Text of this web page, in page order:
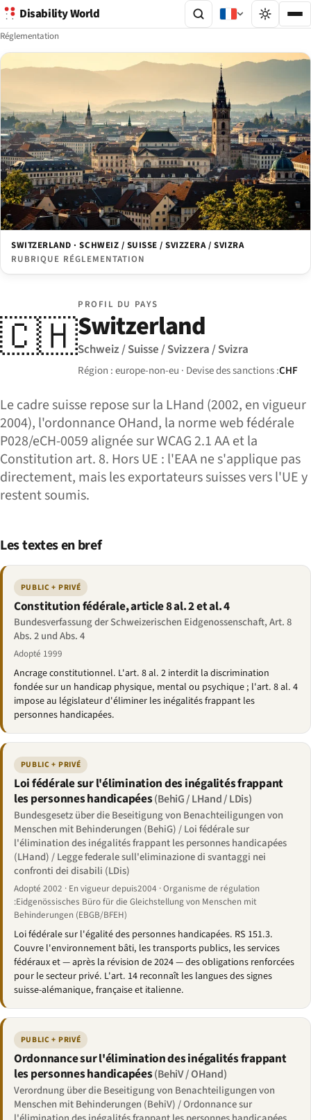
Disability World
Réglementation
SWITZERLAND · SCHWEIZ / SUISSE / SVIZZERA / SVIZRA
RUBRIQUE RÉGLEMENTATION
🇨🇭
PROFIL DU PAYS
Switzerland
Schweiz / Suisse / Svizzera / Svizra
Région : europe-non-eu · Devise des sanctions :CHF
Le cadre suisse repose sur la LHand (2002, en vigueur
2004), l'ordonnance OHand, la norme web fédérale
P028/eCH-0059 alignée sur WCAG 2.1 AA et la
Constitution art. 8. Hors UE : l'EAA ne s'applique pas
directement, mais les exportateurs suisses vers l'UE y
restent soumis.
Les textes en bref
PUBLIC + PRIVÉ
Constitution fédérale, article 8 al. 2 et al. 4
Bundesverfassung der Schweizerischen Eidgenossenschaft, Art. 8
Abs. 2 und Abs. 4
Adopté 1999
Ancrage constitutionnel. L'art. 8 al. 2 interdit la discrimination
fondée sur un handicap physique, mental ou psychique ; l'art. 8 al. 4
impose au législateur d'éliminer les inégalités frappant les
personnes handicapées.
PUBLIC + PRIVÉ
Loi fédérale sur l'élimination des inégalités frappant
les personnes handicapées(BehiG / LHand / LDis)
Bundesgesetz über die Beseitigung von Benachteiligungen von
Menschen mit Behinderungen (BehiG) / Loi fédérale sur
l'élimination des inégalités frappant les personnes handicapées
(LHand) / Legge federale sull'eliminazione di svantaggi nei
confronti dei disabili (LDis)
Adopté 2002 · En vigueur depuis2004 · Organisme de régulation
:Eidgenössisches Büro für die Gleichstellung von Menschen mit
Behinderungen (EBGB/BFEH)
Loi fédérale sur l'égalité des personnes handicapées. RS 151.3.
Couvre l'environnement bâti, les transports publics, les services
fédéraux et — après la révision de 2024 — des obligations renforcées
pour le secteur privé. L'art. 14 reconnaît les langues des signes
suisse-alémanique, française et italienne.
PUBLIC + PRIVÉ
Ordonnance sur l'élimination des inégalités frappant
les personnes handicapées(BehiV / OHand)
Verordnung über die Beseitigung von Benachteiligungen von
Menschen mit Behinderungen (BehiV) / Ordonnance sur